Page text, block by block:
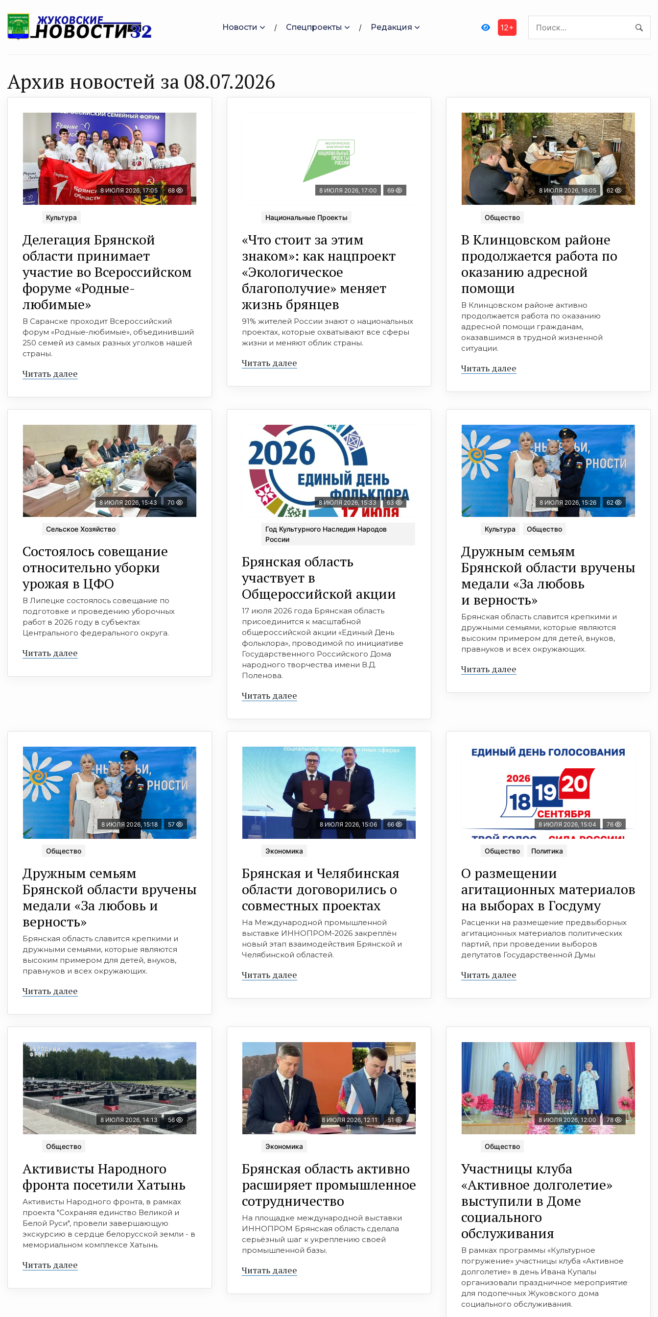
Новости Спецпроекты Редакция 12+
Архив новостей за 08.07.2026
8 ИЮЛЯ 2026, 17:05 68
Культура
Делегация Брянской
области принимает
участие во Всероссийском
форуме «Родные-
любимые»
В Саранске проходит Всероссийский
форум «Родные-любимые», объединивший
250 семей из самых разных уголков нашей
страны.
Читать далее
8 ИЮЛЯ 2026, 17:00 69
Национальные Проекты
«Что стоит за этим
знаком»: как нацпроект
«Экологическое
благополучие» меняет
жизнь брянцев
91% жителей России знают о национальных
проектах, которые охватывают все сферы
жизни и меняют облик страны.
Читать далее
8 ИЮЛЯ 2026, 16:05 62
Общество
В Клинцовском районе
продолжается работа по
оказанию адресной
помощи
В Клинцовском районе активно
продолжается работа по оказанию
адресной помощи гражданам,
оказавшимся в трудной жизненной
ситуации.
Читать далее
8 ИЮЛЯ 2026, 15:43 70
Сельское Хозяйство
Состоялось совещание
относительно уборки
урожая в ЦФО
В Липецке состоялось совещание по
подготовке и проведению уборочных
работ в 2026 году в субъектах
Центрального федерального округа.
Читать далее
8 ИЮЛЯ 2026, 15:33 63
Год Культурного Наследия Народов
России
Брянская область
участвует в
Общероссийской акции
17 июля 2026 года Брянская область
присоединится к масштабной
общероссийской акции «Единый День
фольклора», проводимой по инициативе
Государственного Российского Дома
народного творчества имени В.Д.
Поленова.
Читать далее
8 ИЮЛЯ 2026, 15:26 62
Культура Общество
Дружным семьям
Брянской области вручены
медали «За любовь
и верность»
Брянская область славится крепкими и
дружными семьями, которые являются
высоким примером для детей, внуков,
правнуков и всех окружающих.
Читать далее
8 ИЮЛЯ 2026, 15:18 57
Общество
Дружным семьям
Брянской области вручены
медали «За любовь и
верность»
Брянская область славится крепкими и
дружными семьями, которые являются
высоким примером для детей, внуков,
правнуков и всех окружающих.
Читать далее
8 ИЮЛЯ 2026, 15:06 66
Экономика
Брянская и Челябинская
области договорились о
совместных проектах
На Международной промышленной
выставке ИННОПРОМ‑2026 закреплён
новый этап взаимодействия Брянской и
Челябинской областей.
Читать далее
8 ИЮЛЯ 2026, 15:04 76
Общество Политика
О размещении
агитационных материалов
на выборах в Госдуму
Расценки на размещение предвыборных
агитационных материалов политических
партий, при проведении выборов
депутатов Государственной Думы
Читать далее
8 ИЮЛЯ 2026, 14:13 56
Общество
Активисты Народного
фронта посетили Хатынь
Активисты Народного фронта, в рамках
проекта "Сохраняя единство Великой и
Белой Руси", провели завершающую
экскурсию в сердце белорусской земли - в
мемориальном комплексе Хатынь.
Читать далее
8 ИЮЛЯ 2026, 12:11 51
Экономика
Брянская область активно
расширяет промышленное
сотрудничество
На площадке международной выставки
ИННОПРОМ Брянская область сделала
серьёзный шаг к укреплению своей
промышленной базы.
Читать далее
8 ИЮЛЯ 2026, 12:00 78
Общество
Участницы клуба
«Активное долголетие»
выступили в Доме
социального
обслуживания
В рамках программы «Культурное
погружение» участницы клуба «Активное
долголетие» в день Ивана Купалы
организовали праздничное мероприятие
для подопечных Жуковского дома
социального обслуживания.